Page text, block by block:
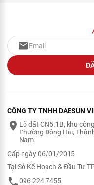
CÔNG TY TNHH DAESUN
Lô đất CN5.1B, khu
Phường Đông Hải,
Nam
Cấp ngày 06/01/2015
Tại Sở Kế Hoạch & Đầu Tư
096 224 7455